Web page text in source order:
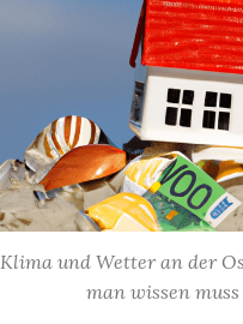
Klima und Wetter an der
man wissen muss